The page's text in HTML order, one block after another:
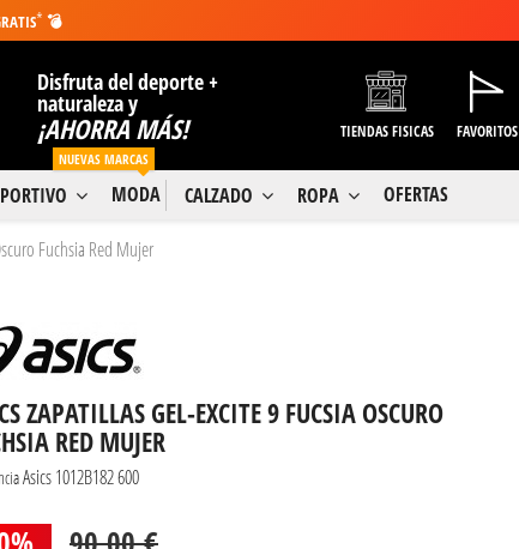
* 💣
Disfruta del deporte +
naturaleza y
¡AHORRA MÁS! TIENDAS FISICAS FAVORITOS
MODA
NUEVAS MARCAS
CALZADO ROPA OFERTAS
Fuchsia Red Mujer
ZAPATILLAS GEL-EXCITE 9 FUCSIA OSCURO
RED MUJER
Asics 1012B182 600